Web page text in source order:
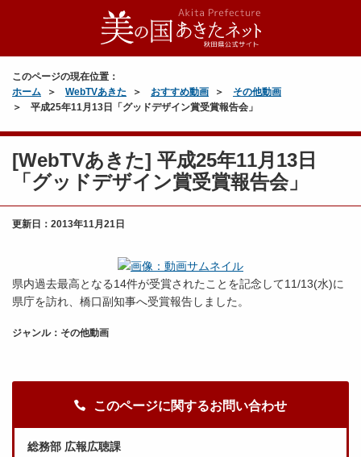
このページの現在位置：
ホーム
WebTVあきた おすすめ動画
その他動画
平成25年11月13日「グッドデザイン賞受賞報告会」
[WebTVあきた] 平成25年11月13日
「グッドデザイン賞受賞報告会」
更新日： 2013年11月21日
県内過去最高となる14件が受賞されたことを記念して11/13(水)に
県庁を訪れ、橋口副知事へ受賞報告しました。
ジャンル：その他動画
このページに関するお問い合わせ
総務部 広報広聴課